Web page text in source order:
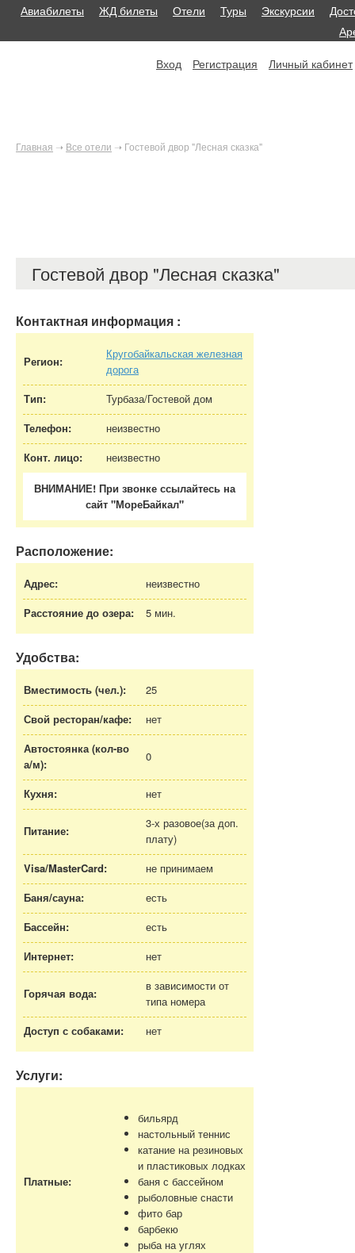
Авиабилеты ЖД билеты Отели Туры Экскурсии
Вход Регистрация Личный кабинет
Главная ➝ Все отели ➝ Гостевой двор "Лесная сказка"
Гостевой двор "Лесная сказка"
Контактная информация :
Регион:
Кругобайкальская железная
дорога
Тип:
Турбаза/Гостевой дом
Телефон:
неизвестно
Конт. лицо:
неизвестно
ВНИМАНИЕ! При звонке ссылайтесь на
сайт "МореБайкал"
Расположение:
Адрес:
неизвестно
Расстояние до озера:
5 мин.
Удобства:
Вместимость (чел.):
25
Свой ресторан/кафе:
нет
Автостоянка (кол-во
а/м):
0
Кухня: нет
Питание:
3-х разовое(за доп.
плату)
Visa/MasterCard:
не принимаем
Баня/сауна:
есть
Бассейн:
есть
Интернет:
нет
Горячая вода:
в зависимости от
типа номера
Доступ с собаками:
нет
Услуги:
Платные:
бильярд
настольный теннис
катание на резиновых
и пластиковых лодках
баня с бассейном
рыболовные снасти
фито бар
барбекю
рыба на углях